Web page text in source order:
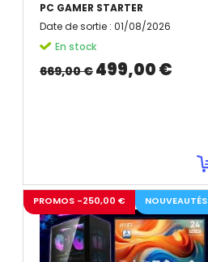
PC GAMER STARTER
Date de sortie : 01/08/2026
En stock
669,00 € 499,00 €
PROMOS -250,00 € NOUVEAUTÉS